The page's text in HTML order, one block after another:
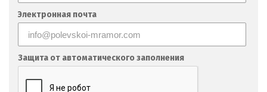
Электронная почта
Защита от автоматического заполнения